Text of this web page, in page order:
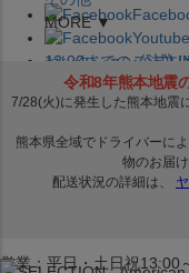
Youtube
セレクション公式
営業：平日・土日祝13:00
MORE ▼
12:00までのご注文
在庫品は 1-3営業日